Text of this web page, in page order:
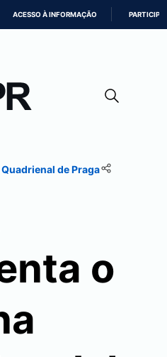
CONTEÚDO
ACESSO À INFORMAÇÃO PARTICIPE
de Praga
o